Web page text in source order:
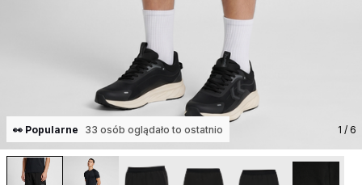
👀 Popularne 33 osób oglądało to ostatnio 1 / 6